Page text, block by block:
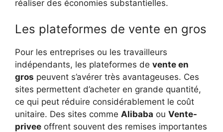
réaliser des économies substantielles.
Les plateformes de vente en gros
Pour les entreprises ou les travailleurs
indépendants, les plateformes de vente en
gros peuvent s’avérer très avantageuses. Ces
sites permettent d’acheter en grande quantité,
ce qui peut réduire considérablement le coût
unitaire. Des sites comme Alibaba ou Vente-
privee offrent souvent des remises importantes